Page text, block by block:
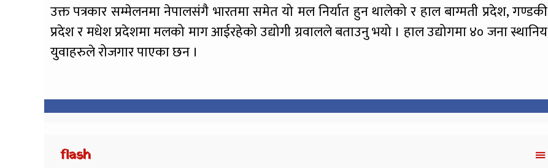
उक्त पत्रकार सम्मेलनमा नेपालसंगै भारतमा समेत यो मल निर्यात हुन थालेको र हाल बाग्मती प्रदेश, गण्डकी
प्रदेश र मधेश प्रदेशमा मलको माग आईरहेको उद्योगी ग्रवालले बताउनु भयो । हाल उद्योगमा ४० जना स्थानिय
युवाहरुले रोजगार पाएका छन ।
flash